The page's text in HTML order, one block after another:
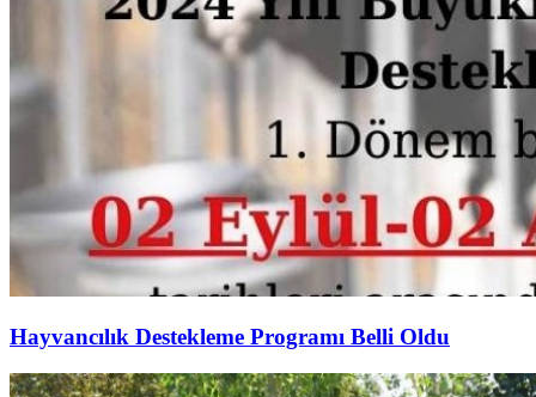
Hayvancılık Destekleme Programı Belli Oldu